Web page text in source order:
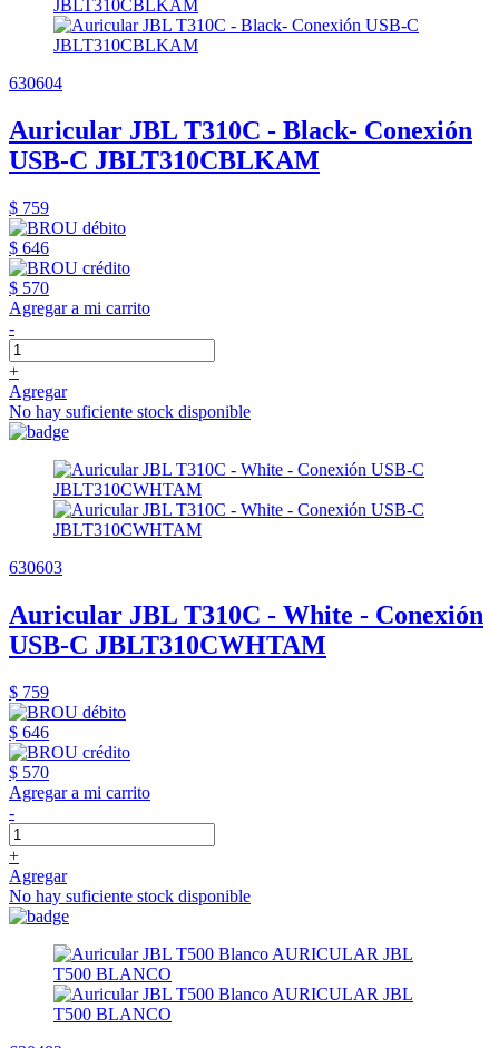
630604
Auricular JBL T310C - Black- Conexión
USB-C JBLT310CBLKAM
$ 759
$ 646
$ 570
Agregar a mi carrito
-
+
Agregar
No hay suficiente stock disponible
630603
Auricular JBL T310C - White - Conexión
USB-C JBLT310CWHTAM
$ 759
$ 646
$ 570
Agregar a mi carrito
-
+
Agregar
No hay suficiente stock disponible